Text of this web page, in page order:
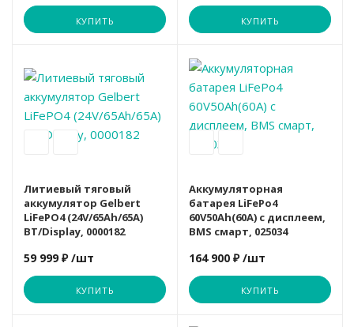
КУПИТЬ КУПИТЬ
Литиевый тяговый
аккумулятор Gelbert
LiFePO4 (24V/65Ah/65A)
BT/Display, 0000182
59 999 ₽/шт
КУПИТЬ
Новинка
Аккумуляторная
батарея LiFePo4
60V50Ah(60A) c дисплеем,
BMS смарт, 025034
164 900 ₽/шт
КУПИТЬ